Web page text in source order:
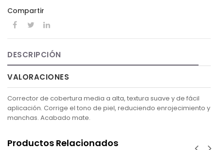
Compartir
DESCRIPCIÓN
VALORACIONES
Corrector de cobertura media a alta, textura suave y de fácil
aplicación. Corrige el tono de piel, reduciendo enrojecimiento y
manchas. Acabado mate.
Productos Relacionados